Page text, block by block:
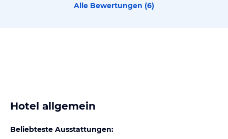
Alle Bewertungen (6)
Hotel allgemein
Beliebteste Ausstattungen: